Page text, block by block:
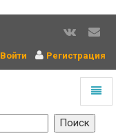
Войти Регистрация